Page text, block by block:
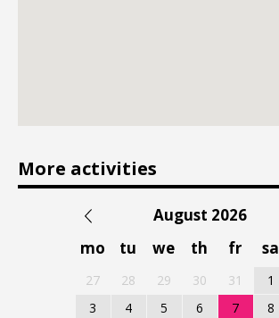
More activities
August 2026
mo
tu we th fr sa
27 28 29 30 31 1
3
4 5 6 7 8